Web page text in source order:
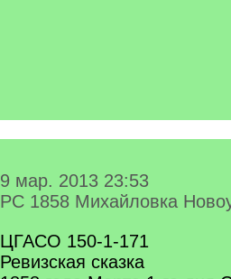
9 мар. 2013 23:53
РС 1858 Михайловка
ЦГАСО 150-1-171
Ревизская сказка